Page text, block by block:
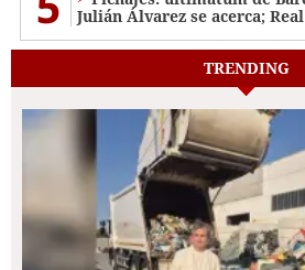
Julián Álvarez se acerca;
TRENDING